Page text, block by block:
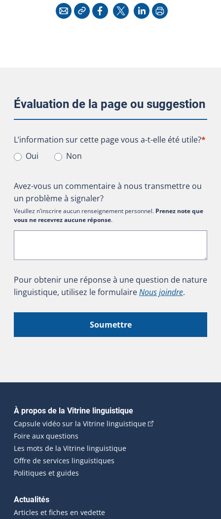
CourrielCopier l'adresse
Facebook
X LinkedInImprimer
Évaluation de la page ou suggestion
L’information sur cette page vous a-t-elle été utile?
L’information sur cette page vous a-t-elle été utile?*
Oui
Non
Avez-vous un commentaire à nous transmettre ou
un problème à signaler?
Veuillez n’inscrire aucun renseignement personnel. Prenez note que
vous ne recevrez aucune réponse.
Pour obtenir une réponse à une question de nature
linguistique, utilisez le formulaireNous joindre.
Soumettre
Navigation principale
À propos de la Vitrine linguistique
Capsule vidéo sur la Vitrine linguistique(Cet hyperlien
Foire aux questions
Les mots de la Vitrine linguistique
Offre de services linguistiques
Politiques et guides
Actualités
Articles et fiches en vedette